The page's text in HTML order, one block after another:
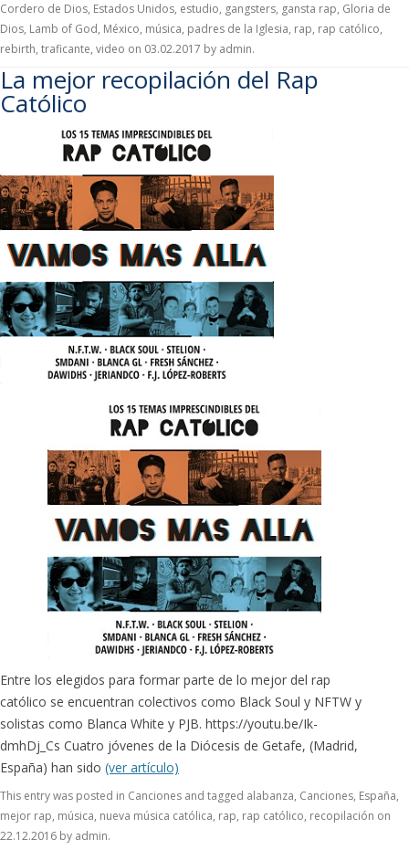
Cordero de Dios, Estados Unidos, estudio, gangsters, gansta rap, Gloria de
Dios, Lamb of God, México, música, padres de la Iglesia, rap, rap católico,
rebirth, traficante, video on 03.02.2017 by admin.
La mejor recopilación del Rap
Católico
Entre los elegidos para formar parte de lo mejor del rap
católico se encuentran colectivos como Black Soul y NFTW y
solistas como Blanca White y PJB. https://youtu.be/Ik-
dmhDj_Cs Cuatro jóvenes de la Diócesis de Getafe, (Madrid,
España) han sido (ver artículo)
This entry was posted in Canciones and tagged alabanza, Canciones, España,
mejor rap, música, nueva música católica, rap, rap católico, recopilación on
22.12.2016 by admin.